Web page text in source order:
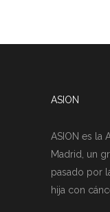
ASION
ASION es la
Madrid, un
pasado por
hija con